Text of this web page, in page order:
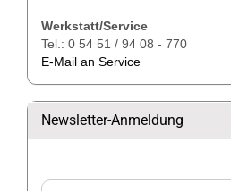
Werkstatt/Service
Tel.: 0 54 51 / 94 08 - 770
E-Mail an Service
Newsletter-Anmeldung
WEITER